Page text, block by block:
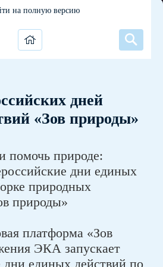
на полную версию
дней
«Зов природы»
помочь природе:
дни единых
природных
природы»
платформа «Зов
ЭКА запускает
дни единых действий по